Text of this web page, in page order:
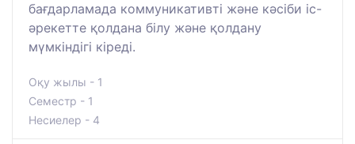
бағдарламада коммуникативті және кәсіби іс-
әрекетте қолдана білу және қолдану
мүмкіндігі кіреді.
Оқу жылы - 1
Семестр - 1
Несиелер - 4